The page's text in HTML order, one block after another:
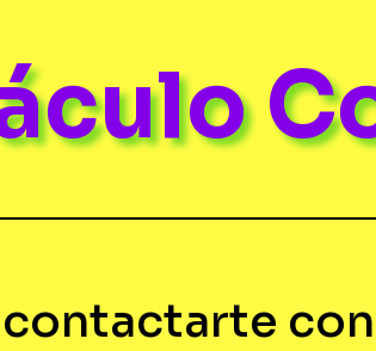
contactarte con